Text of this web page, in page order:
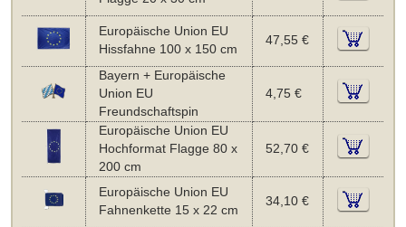
Europäische Union EU
Hissfahne 100 x 150 cm
47,55 €
Bayern + Europäische
Union EU
Freundschaftspin
4,75 €
Europäische Union EU
Hochformat Flagge 80 x
200 cm
52,70 €
Europäische Union EU
Fahnenkette 15 x 22 cm
34,10 €